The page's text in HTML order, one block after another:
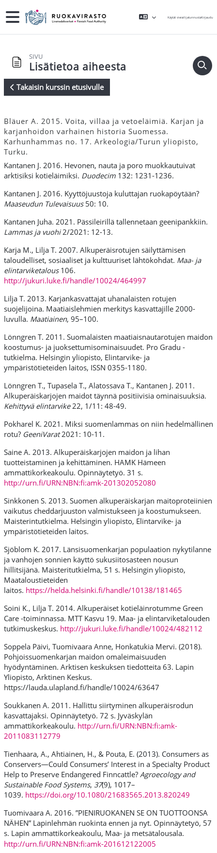
Sivupaneeli Käytät vierailijatunnustaKirjaudu
SIVU
Lisätietoa aiheesta
Takaisin kurssin etusivulle
Bläuer A. 2015. Voita, villaa ja vetoeläimiä. Karjan ja
karjanhoidon varhainen historia Suomessa.
Karhunhammas no. 17. Arkeologia/Turun yliopisto,
Turku.
Kantanen J. 2016. Hevonen, nauta ja poro muokkautuivat
arktisiksi kotieläimiksi. Duodecim 132: 1231-1236.
Kantanen J. 2016. Kyyttöjuustoja kuluttajan ruokapöytään?
Maaseudun Tulevaisuus 50: 10.
Kantanen Juha. 2021. Pässileirillä tallennetaan geenipankkiin.
Lammas ja vuohi2/2021: 12-13.
Karja M., Lilja T. 2007. Alkuperäisrotujen säilyttämisen
taloudelliset, sosiaaliset ja kulttuuriset lähtökohdat. Maa- ja
elintarviketalous106.
http://jukuri.luke.fi/handle/10024/464997
Lilja T. 2013. Karjankasvattajat uhanalaisten rotujen
suojelijoina. Maatiaislehmien merkitys kasvattajille 2000-
luvulla. Maatiainen, 95–100.
Lönngren T. 2011. Suomalaisten maatiaisnautarotujen maidon
koostumus- ja juoksettumisominaisuudet. Pro Gradu -
tutkielma. Helsingin yliopisto, Elintarvike- ja
ympäristötieteiden laitos, ISSN 0355-1180.
Lönngren T., Tupasela T., Alatossava T., Kantanen J. 2011.
Alkuperäiskarjojen maidot täynnä positiivisia ominaisuuksia.
Kehittyvä elintarvike22, 1/11: 48-49.
Pokharel K. 2021. Miksi suomenlammas on niin hedelmällinen
rotu? GeeniVarat2021: 10-11.
Saine A. 2013. Alkuperäiskarjojen maidon ja lihan
tuotteistaminen ja kehittäminen. HAMK Hämeen
ammattikorkeakoulu. Opinnäytetyö. 31 s.
http://urn.fi/URN:NBN:fi:amk-201302052080
Sinkkonen S. 2013. Suomen alkuperäiskarjan maitoproteiinien
vaikutus cheddarjuuston valmistukseen ja koostumukseen.
Maisterintutkielma. Helsingin yliopisto, Elintarvike- ja
ympäristötieteiden laitos.
Sjöblom K. 2017. Länsisuomenkarjan populaation nykytilanne
ja vanhojen sonnien käyttö sukusiitosasteen nousun
hillitsijänä. Maisteritutkielma, 51 s. Helsingin yliopisto,
Maataloustieteiden
laitos. https://helda.helsinki.fi/handle/10138/181465
Soini K., Lilja T. 2014. Alkuperäiset kotieläinrotumme Green
Care -toiminnassa. MTT Kasvu 19. Maa- ja elintarviketalouden
tutkimuskeskus. http://jukuri.luke.fi/handle/10024/482112
Soppela Päivi, Tuomivaara Anne, Honkatukia Mervi. (2018).
Pohjoissuomenkarjan maidon omaleimaisuuden
hyödyntäminen. Arktisen keskuksen tiedotteita 63. Lapin
Yliopisto, Arktinen Keskus.
https://lauda.ulapland.fi/handle/10024/63647
Soukkanen A. 2011. Hallittu siirtyminen alkuperäisrodun
kasvattajaksi. Opinnäytetyö. 72 s. Jyväskylän
ammattikorkeakoulu. http://urn.fi/URN:NBN:fi:amk-
2011083112779
Tienhaara, A., Ahtiainen, H., & Pouta, E. (2013). Consumers as
Conservers—Could Consumers’ Interest in a Specialty Product
Help to Preserve Endangered Finncattle? Agroecology and
Sustainable Food Systems, 37(9), 1017–
1039. https://doi.org/10.1080/21683565.2013.820249
Tuomivaara A. 2016. ”PIENIRUOKANEN SE ON TUOTTOONSA
NÄHEN” Lapinlehmän ruokinta ennen ja nyt. Opinnäytetyö, 57
s. Lapin ammattikorkeakoulu, Maa- ja metsätalousala.
http://urn.fi/URN:NBN:fi:amk-201612122005